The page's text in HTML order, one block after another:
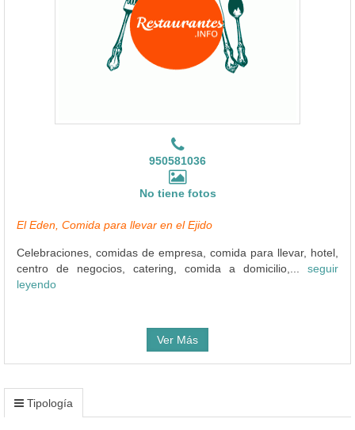
950581036
No tiene fotos
El Eden, Comida para llevar en el Ejido
Celebraciones, comidas de empresa, comida para llevar, hotel,
centro de negocios, catering, comida a domicilio,... seguir
leyendo
Ver Más
Tipología